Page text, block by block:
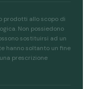
prodotti allo scopo di
Non possiedono
sostituirsi ad un
hanno soltanto un fine
prescrizione